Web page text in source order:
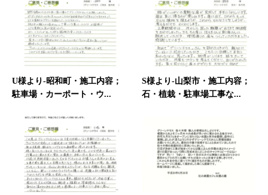
U様より-昭和町・施工内容；
駐車場・カーポート・ウ...
S様より-山梨市・施工内容；
石・植栽・駐車場工事な...